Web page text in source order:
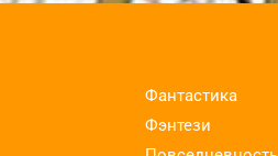
Фантастика
Фэнтези